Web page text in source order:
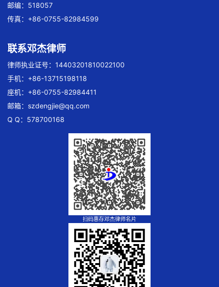
邮编：518057
传真：+86-0755-82984599
联系邓杰律师
律师执业证号：14403201810022100
手机：+86-13715198118
座机：+86-0755-82984411
邮箱： szdengjie@qq.com
Q Q：578700168
扫码惠存邓杰律师名片